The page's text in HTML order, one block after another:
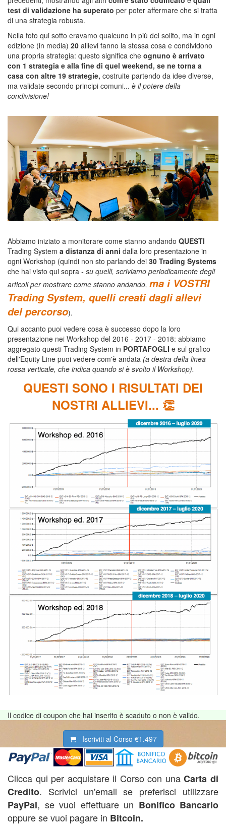
test di validazione ha superato per poter affermare che si tratta
di una strategia robusta.
Nella foto qui sotto eravamo qualcuno in più del solito, ma in ogni
edizione (in media) 20 allievi fanno la stessa cosa e condividono
una propria strategia: questo significa che ognuno è arrivato
con 1 strategia e alla fine di quel weekend, se ne torna a
casa con altre 19 strategie, costruite partendo da idee diverse,
ma validate secondo principi comuni... è il potere della
condivisione!
Abbiamo iniziato a monitorare come stanno andando QUESTI
Trading System a distanza di anni dalla loro presentazione in
ogni Workshop (quindi non sto parlando dei 30 Trading Systems
che hai visto qui sopra - su quelli, scriviamo periodicamente degli
articoli per mostrare come stanno andando, ma i VOSTRI
Trading System, quelli creati dagli allevi
del percorso).
Qui accanto puoi vedere cosa è successo dopo la loro
presentazione nei Workshop del 2016 - 2017 - 2018: abbiamo
aggregato questi Trading System in PORTAFOGLI e sul grafico
dell'Equity Line puoi vedere com'è andata (a destra della linea
rossa verticale, che indica quando si è svolto il Workshop).
QUESTI SONO I RISULTATI DEI
NOSTRI ALLIEVI... 👏
Il codice di coupon che hai inserito è scaduto o non è valido.
Iscriviti al Corso €1.497
Clicca qui per acquistare il Corso con unaCarta di
Credito. Scrivici un'email se preferisci utilizzare
PayPal, se vuoi effettuare un Bonifico Bancario
oppure se vuoi pagare in Bitcoin.